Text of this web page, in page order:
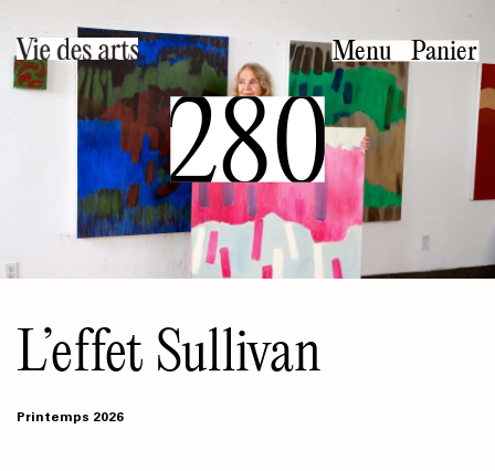
au
contenu
principal
Menu Panier
280
L’effet Sullivan
Printemps 2026